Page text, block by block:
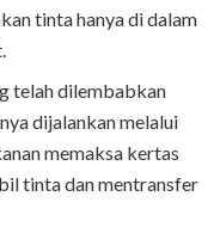
tinta hanya di dalam
telah dilembabkan
dijalankan melalui
memaksa kertas
tinta dan mentransfer